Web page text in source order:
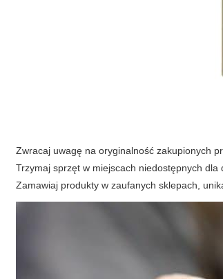
Zwracaj uwagę na oryginalność zakupionych
Trzymaj sprzęt w miejscach niedostępnych dla
Zamawiaj produkty w zaufanych sklepach,